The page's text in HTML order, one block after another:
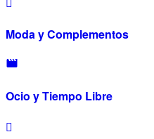
Moda y Complementos
Ocio y Tiempo Libre